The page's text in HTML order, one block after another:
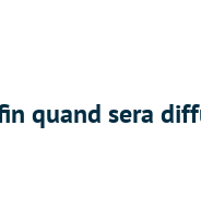
quand sera